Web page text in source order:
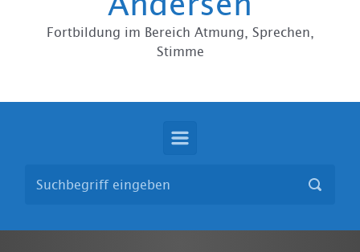
Fortbildung im Bereich Atmung, Sprechen,
Stimme